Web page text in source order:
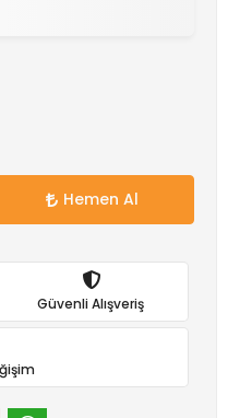
Hemen Al
Güvenli Alışveriş